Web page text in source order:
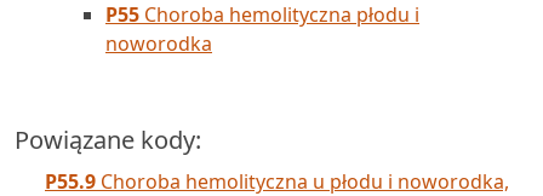
P55 Choroba hemolityczna płodu i
noworodka
Powiązane kody:
P55.9 Choroba hemolityczna u płodu i noworodka,